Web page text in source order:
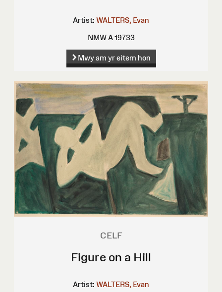
Artist: WALTERS, Evan
NMW A 19733
Mwy am yr eitem hon
CELF
Figure on a Hill
Artist: WALTERS, Evan